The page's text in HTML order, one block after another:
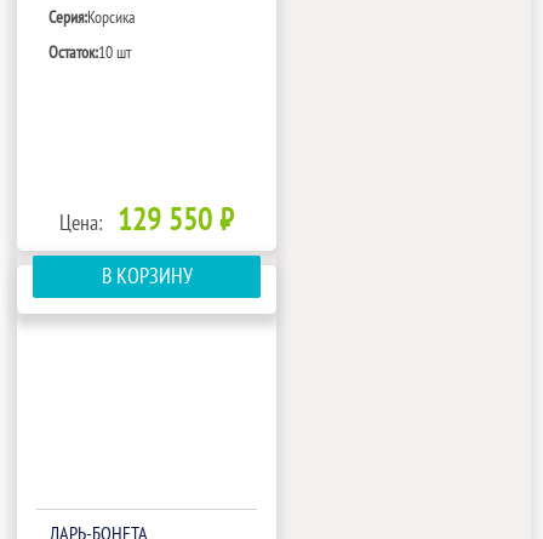
Серия:Корсика
Остаток:10 шт
Цена: 129 550 ₽
В КОРЗИНУ
ЛАРЬ-БОНЕТА